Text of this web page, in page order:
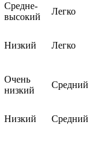
Средне-
высокий
Легко
Низкий Легко
Очень
низкий
Средний
Низкий Средний